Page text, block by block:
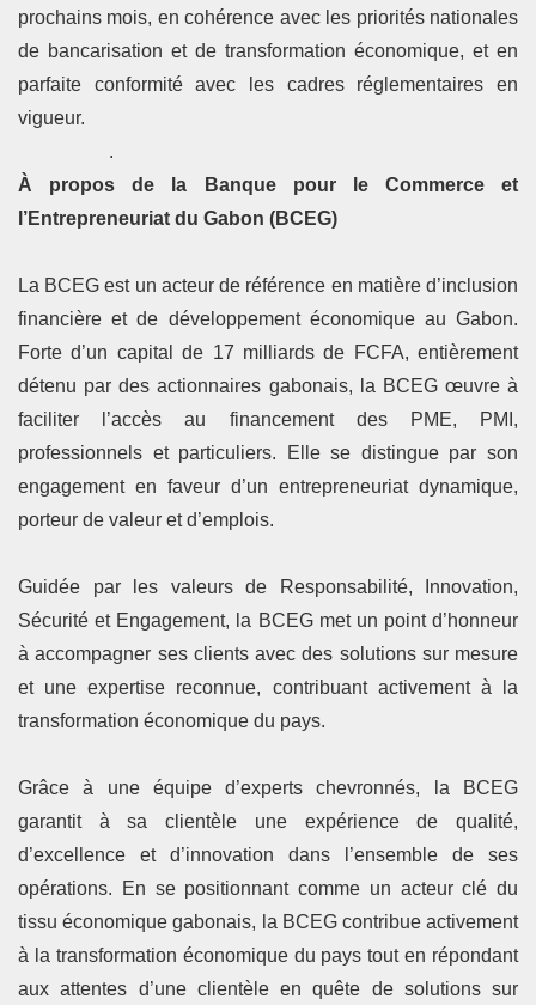
prochains mois, en cohérence avec les priorités nationales
de bancarisation et de transformation économique, et en
parfaite conformité avec les cadres réglementaires en
vigueur.
.
À propos de la Banque pour le Commerce et
l’Entrepreneuriat du Gabon (BCEG)
La BCEG est un acteur de référence en matière d’inclusion
financière et de développement économique au Gabon.
Forte d’un capital de 17 milliards de FCFA, entièrement
détenu par des actionnaires gabonais, la BCEG œuvre à
faciliter l’accès au financement des PME, PMI,
professionnels et particuliers. Elle se distingue par son
engagement en faveur d’un entrepreneuriat dynamique,
porteur de valeur et d’emplois.
Guidée par les valeurs de Responsabilité, Innovation,
Sécurité et Engagement, la BCEG met un point d’honneur
à accompagner ses clients avec des solutions sur mesure
et une expertise reconnue, contribuant activement à la
transformation économique du pays.
Grâce à une équipe d’experts chevronnés, la BCEG
garantit à sa clientèle une expérience de qualité,
d’excellence et d’innovation dans l’ensemble de ses
opérations. En se positionnant comme un acteur clé du
tissu économique gabonais, la BCEG contribue activement
à la transformation économique du pays tout en répondant
aux attentes d’une clientèle en quête de solutions sur